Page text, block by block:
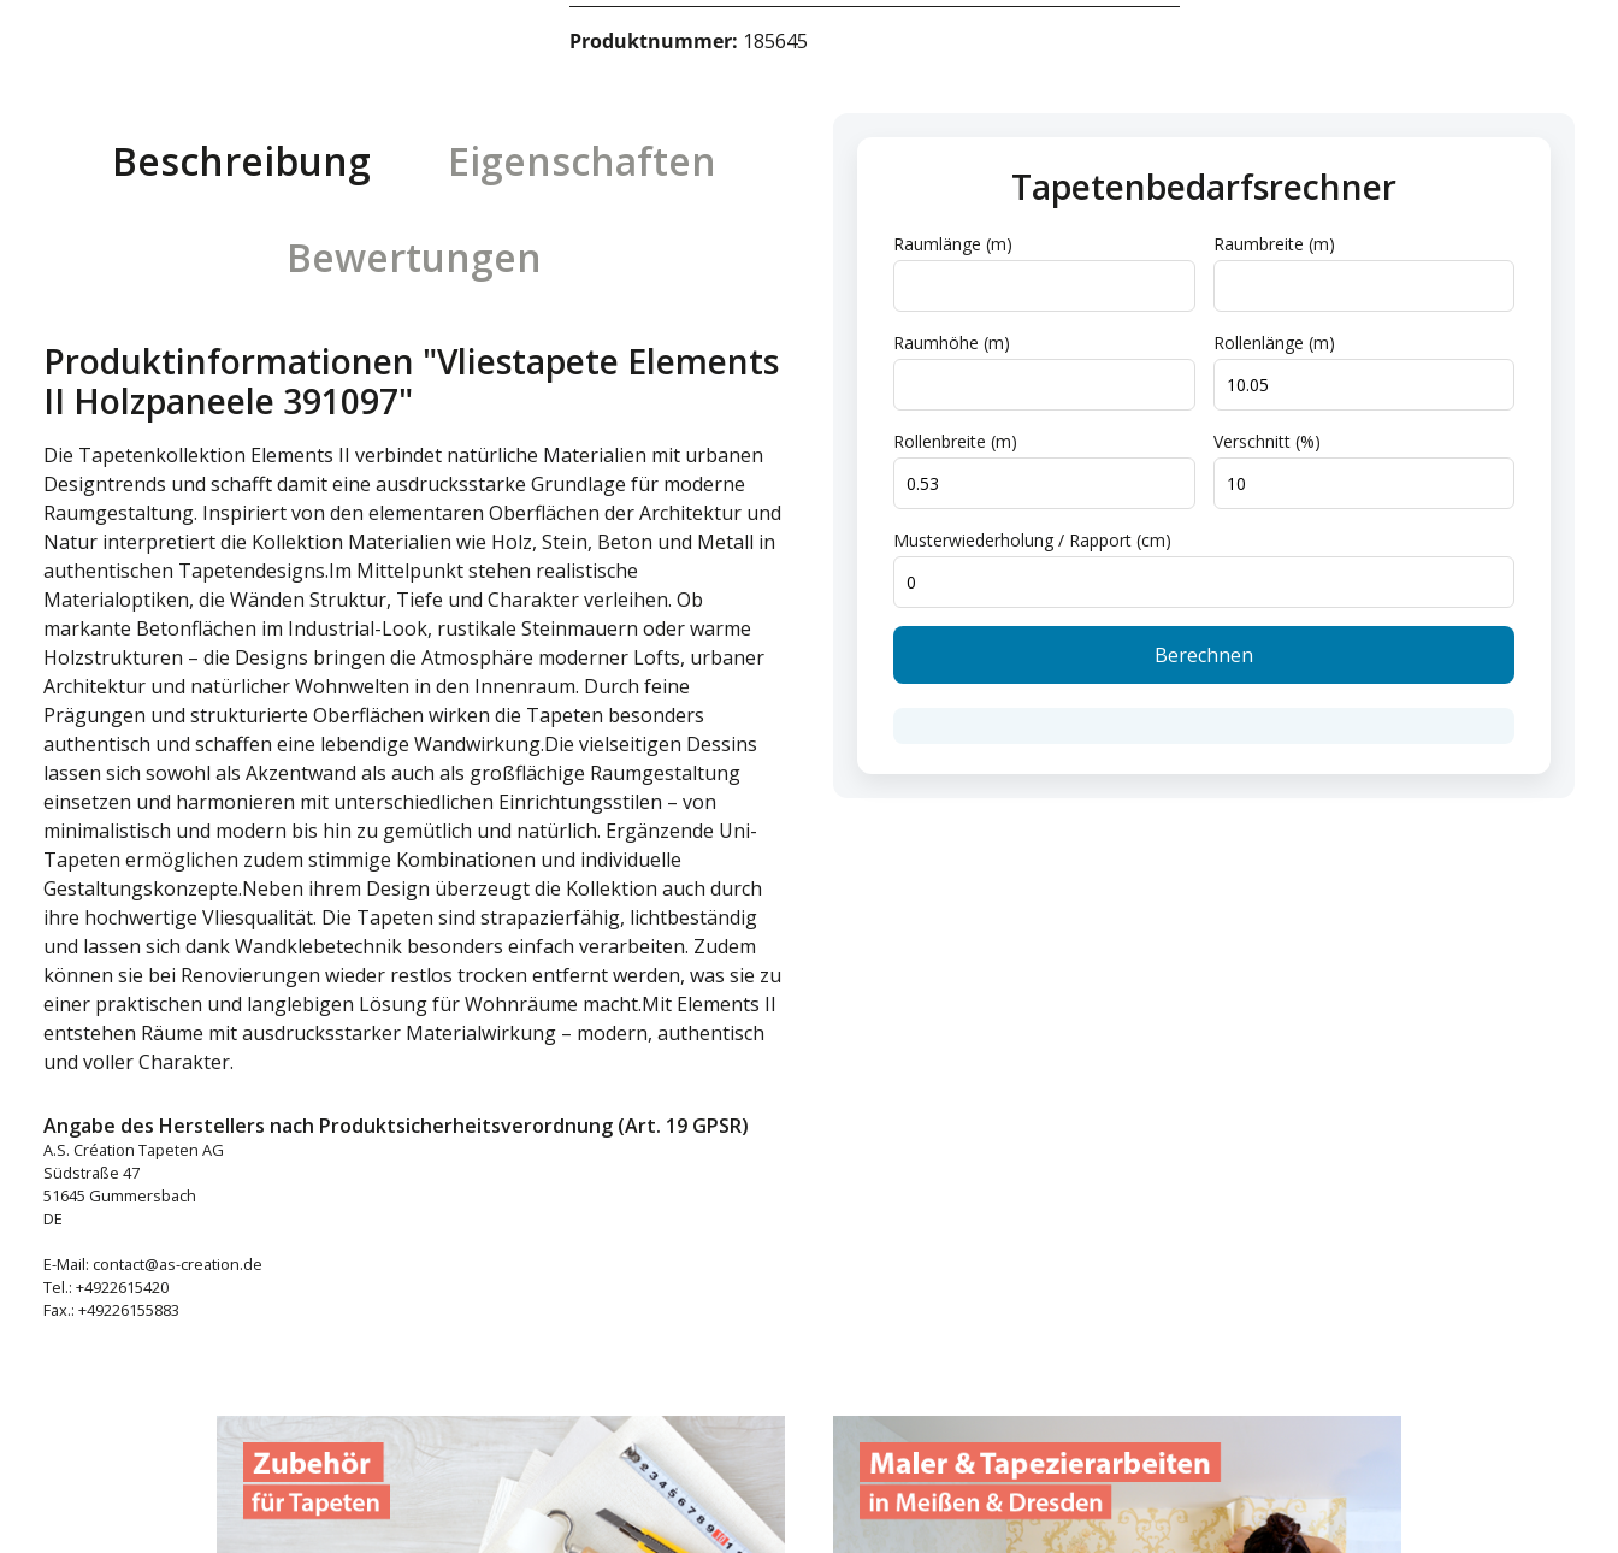
Produktnummer: 185645
Beschreibung
Eigenschaften
Bewertungen
Produktinformationen "Vliestapete Elements
II Holzpaneele 391097"
Die Tapetenkollektion Elements II verbindet natürliche Materialien mit urbanen
Designtrends und schafft damit eine ausdrucksstarke Grundlage für moderne
Raumgestaltung. Inspiriert von den elementaren Oberflächen der Architektur und
Natur interpretiert die Kollektion Materialien wie Holz, Stein, Beton und Metall in
authentischen Tapetendesigns.Im Mittelpunkt stehen realistische
Materialoptiken, die Wänden Struktur, Tiefe und Charakter verleihen. Ob
markante Betonflächen im Industrial-Look, rustikale Steinmauern oder warme
Holzstrukturen – die Designs bringen die Atmosphäre moderner Lofts, urbaner
Architektur und natürlicher Wohnwelten in den Innenraum. Durch feine
Prägungen und strukturierte Oberflächen wirken die Tapeten besonders
authentisch und schaffen eine lebendige Wandwirkung.Die vielseitigen Dessins
lassen sich sowohl als Akzentwand als auch als großflächige Raumgestaltung
einsetzen und harmonieren mit unterschiedlichen Einrichtungsstilen – von
minimalistisch und modern bis hin zu gemütlich und natürlich. Ergänzende Uni-
Tapeten ermöglichen zudem stimmige Kombinationen und individuelle
Gestaltungskonzepte.Neben ihrem Design überzeugt die Kollektion auch durch
ihre hochwertige Vliesqualität. Die Tapeten sind strapazierfähig, lichtbeständig
und lassen sich dank Wandklebetechnik besonders einfach verarbeiten. Zudem
können sie bei Renovierungen wieder restlos trocken entfernt werden, was sie zu
einer praktischen und langlebigen Lösung für Wohnräume macht.Mit Elements II
entstehen Räume mit ausdrucksstarker Materialwirkung – modern, authentisch
und voller Charakter.
Angabe des Herstellers nach Produktsicherheitsverordnung (Art. 19 GPSR)
A.S. Création Tapeten AG
Südstraße 47
51645 Gummersbach
DE
E-Mail: contact@as-creation.de
Tel.: +4922615420
Fax.: +49226155883
Tapetenbedarfsrechner
Raumlänge (m) Raumbreite (m)
Raumhöhe (m) Rollenlänge (m)
Rollenbreite (m) Verschnitt (%)
Musterwiederholung / Rapport (cm)
Berechnen